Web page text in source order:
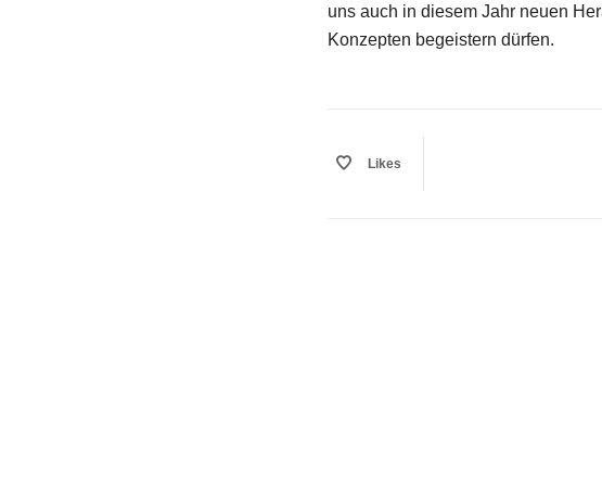
uns auch in diesem Jahr neuen
Konzepten begeistern dürfen.
Likes